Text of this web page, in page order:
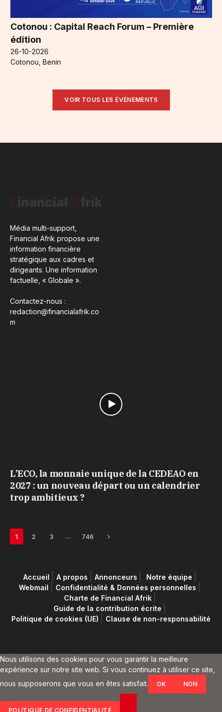
Cotonou : Capital Reach Forum – Première
édition
26-10-2026
Cotonou, Benin
VOIR TOUS LES ÉVÉNEMENTS
Média multi-support,
Financial Afrik propose une
information financière
stratégique aux cadres et
dirigeants. Une information
factuelle, « Globale ».
Contactez-nous :
redaction@financialafrik.co
m
L’ECO, la monnaie unique de la CEDEAO en
2027 : un nouveau départ ou un calendrier
trop ambitieux ?
1 2 3 … 746 Next
Accueil A propos Annonceurs
Notre équipe
Webmail
Confidentialité & Données personnelles
Charte de Financial Afrik
Guide de la contribution écrite
Politique de cookies (UE)
Clause de non-responsabilité
Nous utilisons des cookies pour vous garantir la meilleure
expérience sur notre site web. Si vous continuez à utiliser ce site,
nous supposerons que vous en êtes satisfait.
OK NON
POLITIQUE DE CONFIDENTIALITÉ